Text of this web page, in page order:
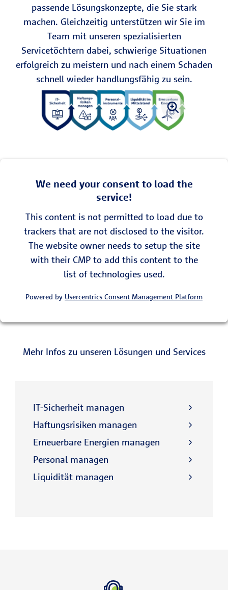
passende Lösungskonzepte, die Sie stark
machen. Gleichzeitig unterstützen wir Sie im
Team mit unseren spezialisierten
Servicetöchtern dabei, schwierige Situationen
erfolgreich zu meistern und nach einem Schaden
schnell wieder handlungsfähig zu sein.
We need your consent to load the
service!
This content is not permitted to load due to
trackers that are not disclosed to the visitor.
The website owner needs to setup the site
with their CMP to add this content to the
list of technologies used.
Powered by Usercentrics Consent Management Platform
Mehr Infos zu unseren Lösungen und Services
IT-Sicherheit managen
Haftungsrisiken managen
Erneuerbare Energien managen
Personal managen
Liquidität managen